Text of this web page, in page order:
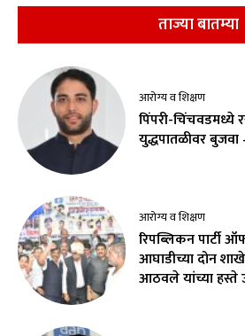
ताज्या बातम्या
आरोग्य व शिक्षण
पिंपरी-चिंचवडमध्ये
युद्धपातळीवर बुजवा
आरोग्य व शिक्षण
रिपब्लिकन पार्टी
आघाडीच्या दोन
आठवले यांच्या हस्ते